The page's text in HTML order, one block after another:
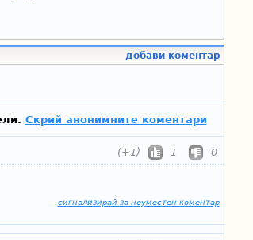
добави коментар
Скрий анонимните коментари
(+1) 1 0
сигнализирай за неуместен коментар